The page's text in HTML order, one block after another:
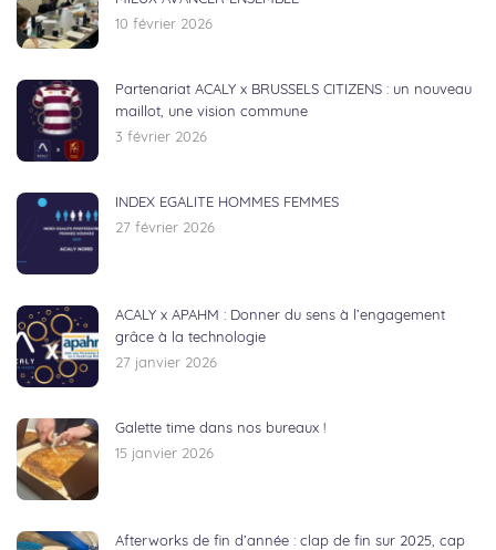
10 février 2026
Partenariat ACALY x BRUSSELS CITIZENS : un nouveau
maillot, une vision commune
3 février 2026
INDEX EGALITE HOMMES FEMMES
27 février 2026
ACALY x APAHM : Donner du sens à l’engagement
grâce à la technologie
27 janvier 2026
Galette time dans nos bureaux !
15 janvier 2026
Afterworks de fin d’année : clap de fin sur 2025, cap